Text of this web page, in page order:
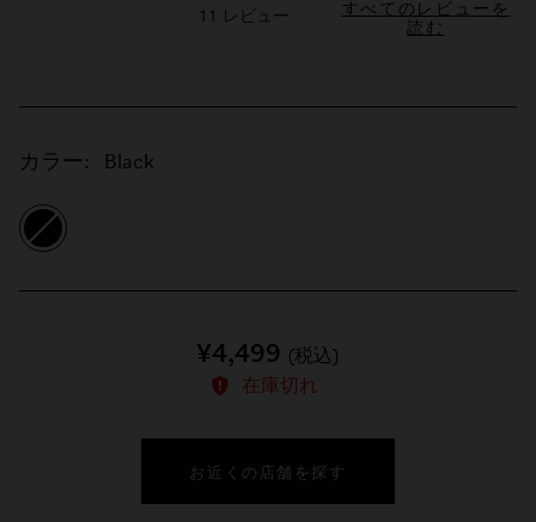
すべてのレビューを
読む
カラー: Black
¥4,499 (税込)
在庫切れ
お近くの店舗を探す